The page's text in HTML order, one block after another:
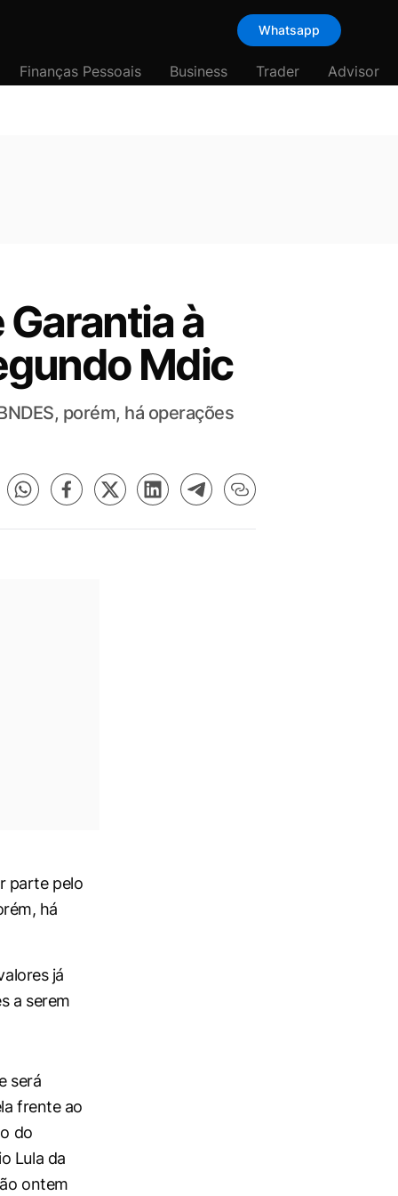
Whatsapp
Finanças Pessoais Business Trader Advisor
à
Mdic
porém, há operações
parte pelo
há
já
a serem
será
frente ao
do
Lula da
ontem